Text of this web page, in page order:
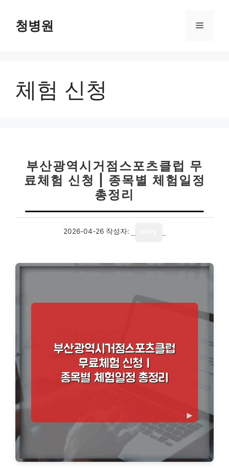
청병원 메
체험 신청
부산광역시거점스포츠클럽 무
료체험 신청 | 종목별 체험일정
총정리
2026-04-26 작성자: